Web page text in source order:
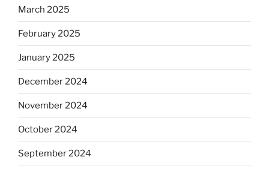
March 2025
February 2025
January 2025
December 2024
November 2024
October 2024
September 2024